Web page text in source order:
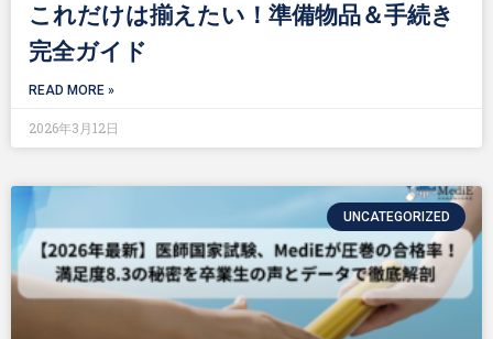
これだけは揃えたい！準備物品＆手続き
完全ガイド
READ MORE »
2026年3月12日
UNCATEGORIZED